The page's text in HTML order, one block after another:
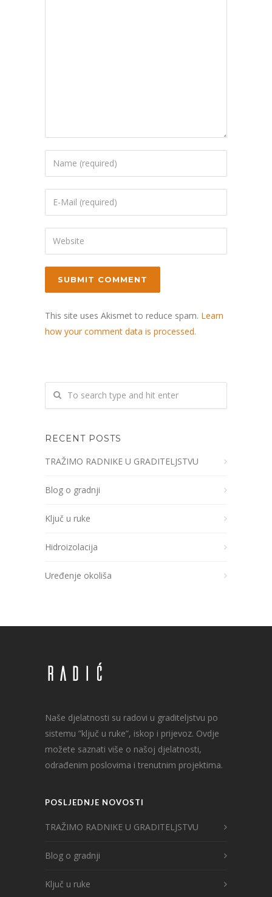
This site uses Akismet to reduce spam. Learn
how your comment data is processed.
RECENT POSTS
TRAŽIMO RADNIKE U GRADITELJSTVU
Blog o gradnji
Ključ u ruke
Hidroizolacija
Uređenje okoliša
Naše djelatnosti su radovi u graditeljstvu po
sistemu ”ključ u ruke”, iskop i prijevoz. Ovdje
možete saznati više o našoj djelatnosti,
odrađenim poslovima i trenutnim projektima.
POSLJEDNJE NOVOSTI
TRAŽIMO RADNIKE U GRADITELJSTVU
Blog o gradnji
Ključ u ruke